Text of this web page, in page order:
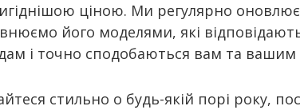
ціною. Ми регулярно
його моделями, які
і точно сподобаються вам та вашим
стильно о будь-якій порі року,